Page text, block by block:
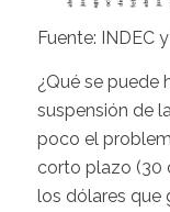
Fuente: INDEC y
¿Qué se puede
suspensión de
poco el
corto plazo (30
los dólares que